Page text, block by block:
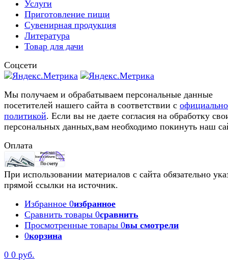
Услуги
Приготовление пищи
Сувенирная продукция
Литература
Товар для дачи
Соцсети
Мы получаем и обрабатываем персональные данные
посетителей нашего сайта в соответствии с
политикой. Если вы не даете согласия на обработку
персональных данных,вам необходимо покинуть наш
Оплата
При использовании материалов с сайта обязательно
прямой ссылки на источник.
Избранное 0избранное
Сравнить товары 0сравнить
Просмотренные товары 0вы смотрели
0корзина
0 0 руб.